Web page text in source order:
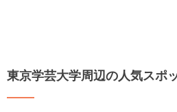
東京学芸大学周辺の人気スポ